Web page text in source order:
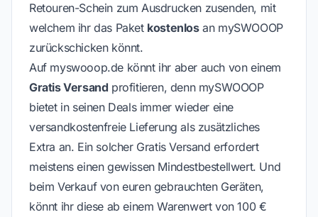
Retouren-Schein zum Ausdrucken zusenden, mit
welchem ihr das Paket kostenlosan mySWOOOP
zurückschicken könnt.
Auf myswooop.de könnt ihr aber auch von einem
Gratis Versand profitieren, denn mySWOOOP
bietet in seinen Deals immer wieder eine
versandkostenfreie Lieferung als zusätzliches
Extra an. Ein solcher Gratis Versand erfordert
meistens einen gewissen Mindestbestellwert. Und
beim Verkauf von euren gebrauchten Geräten,
könnt ihr diese ab einem Warenwert von 100 €